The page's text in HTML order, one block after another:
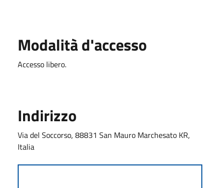
Modalità d'accesso
Accesso libero.
Indirizzo
Via del Soccorso, 88831 San Mauro Marchesato KR,
Italia